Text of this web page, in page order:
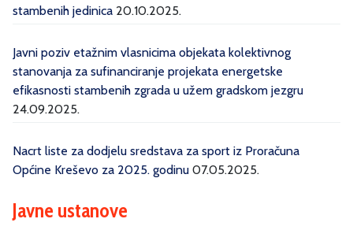
stambenih jedinica 20.10.2025.
Javni poziv etažnim vlasnicima objekata kolektivnog
stanovanja za sufinanciranje projekata energetske
efikasnosti stambenih zgrada u užem gradskom jezgru
24.09.2025.
Nacrt liste za dodjelu sredstava za sport iz Proračuna
Općine Kreševo za 2025. godinu 07.05.2025.
Javne ustanove